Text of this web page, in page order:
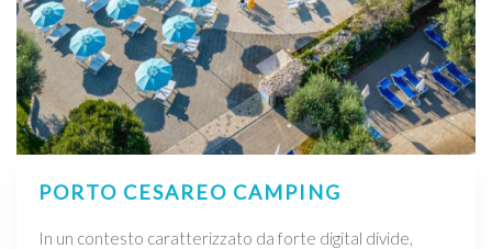
PORTO CESAREO CAMPING
In un contesto caratterizzato da forte digital divide,